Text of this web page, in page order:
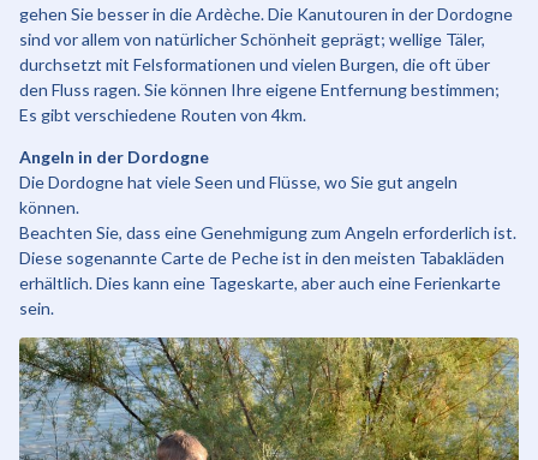
gehen Sie besser in die Ardèche. Die Kanutouren in der Dordogne
sind vor allem von natürlicher Schönheit geprägt; wellige Täler,
durchsetzt mit Felsformationen und vielen Burgen, die oft über
den Fluss ragen. Sie können Ihre eigene Entfernung bestimmen;
Es gibt verschiedene Routen von 4km.
Angeln in der Dordogne
Die Dordogne hat viele Seen und Flüsse, wo Sie gut angeln
können.
Beachten Sie, dass eine Genehmigung zum Angeln erforderlich ist.
Diese sogenannte Carte de Peche ist in den meisten Tabakläden
erhältlich. Dies kann eine Tageskarte, aber auch eine Ferienkarte
sein.